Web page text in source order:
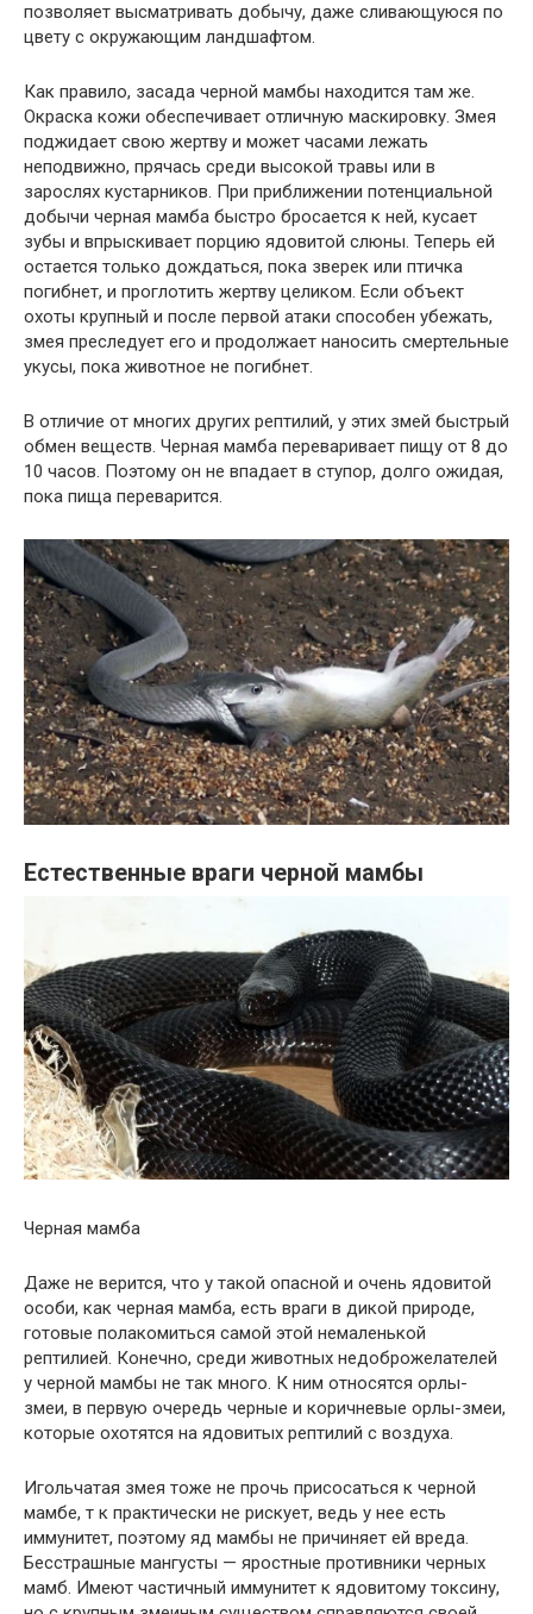
позволяет высматривать добычу, даже сливающуюся по
цвету с окружающим ландшафтом.
Как правило, засада черной мамбы находится там же.
Окраска кожи обеспечивает отличную маскировку. Змея
поджидает свою жертву и может часами лежать
неподвижно, прячась среди высокой травы или в
зарослях кустарников. При приближении потенциальной
добычи черная мамба быстро бросается к ней, кусает
зубы и впрыскивает порцию ядовитой слюны. Теперь ей
остается только дождаться, пока зверек или птичка
погибнет, и проглотить жертву целиком. Если объект
охоты крупный и после первой атаки способен убежать,
змея преследует его и продолжает наносить смертельные
укусы, пока животное не погибнет.
В отличие от многих других рептилий, у этих змей быстрый
обмен веществ. Черная мамба переваривает пищу от 8 до
10 часов. Поэтому он не впадает в ступор, долго ожидая,
пока пища переварится.
Естественные враги черной мамбы
Черная мамба
Даже не верится, что у такой опасной и очень ядовитой
особи, как черная мамба, есть враги в дикой природе,
готовые полакомиться самой этой немаленькой
рептилией. Конечно, среди животных недоброжелателей
у черной мамбы не так много. К ним относятся орлы-
змеи, в первую очередь черные и коричневые орлы-змеи,
которые охотятся на ядовитых рептилий с воздуха.
Игольчатая змея тоже не прочь присосаться к черной
мамбе, т к практически не рискует, ведь у нее есть
иммунитет, поэтому яд мамбы не причиняет ей вреда.
Бесстрашные мангусты — яростные противники черных
мамб. Имеют частичный иммунитет к ядовитому токсину,